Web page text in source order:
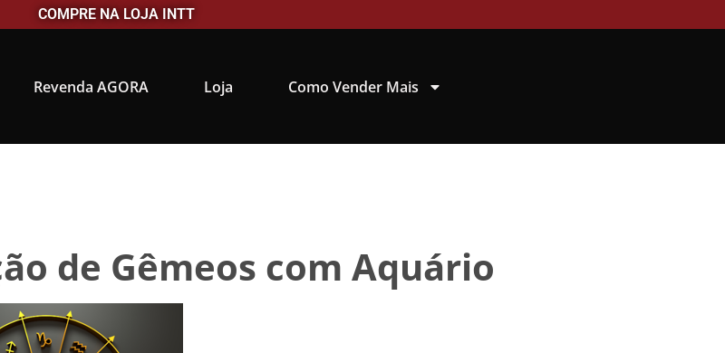
COMPRE NA LOJA INTT
Revenda AGORA Loja Como Vender Mais
de Gêmeos com Aquário